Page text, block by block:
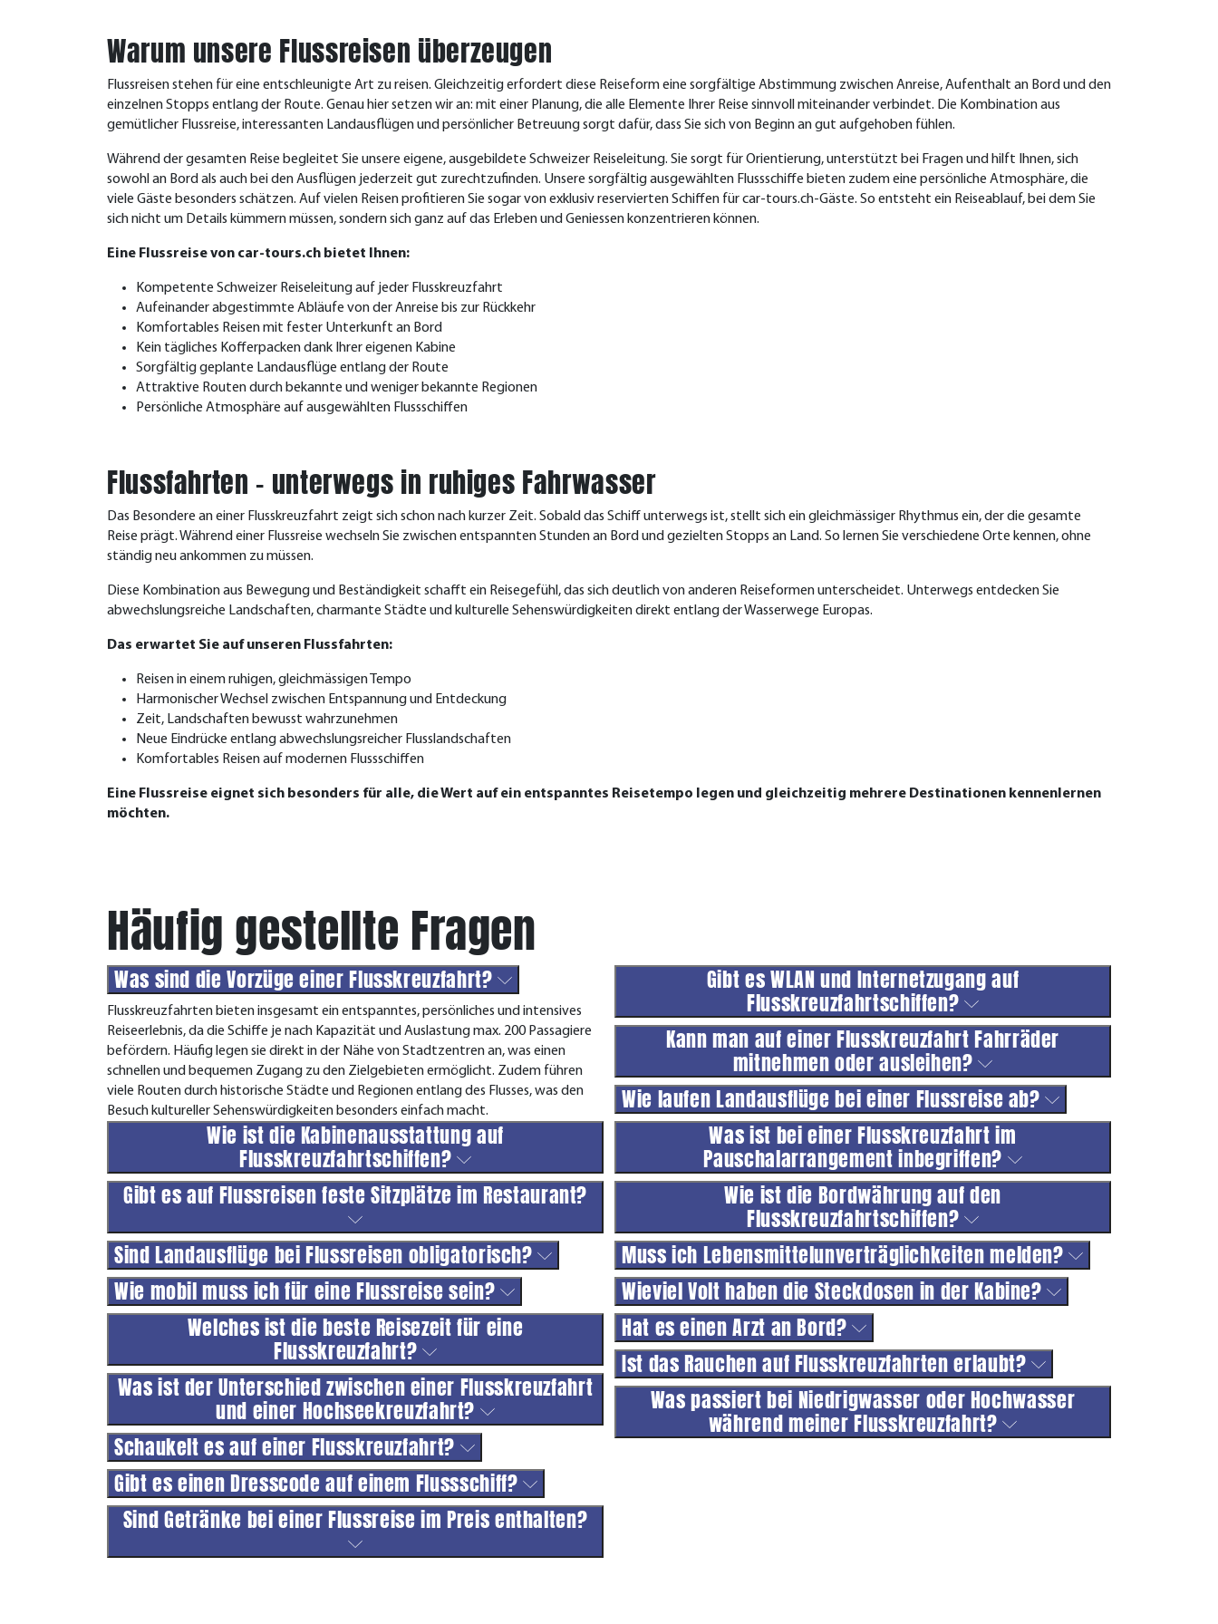
Warum unsere Flussreisen überzeugen
Flussreisen stehen für eine entschleunigte Art zu reisen. Gleichzeitig erfordert diese Reiseform eine sorgfältige Abstimmung zwischen Anreise, Aufenthalt an Bord und den
einzelnen Stopps entlang der Route. Genau hier setzen wir an: mit einer Pl anung, die alle Elemente Ihrer Reise sinnvoll miteinander verbindet. Die Kombination aus
gemütlicher Flussreise, interessanten Landausflügen und persönlicher Betreuung sorgt dafür, dass Sie sich von Beginn an gut aufgehoben fühlen.
Während der gesamten Reise begleitet Sie unsere eigene, ausgebildete Schweizer Reiseleitung. Sie sorgt für Orientierung, unterstützt bei Fragen und hilft Ihnen, sich
sowohl an Bord als auch bei den Ausflügen jederzeit gut zurechtzufinden. Unsere sorgfältig ausgewählten Flussschiffe bieten zudem eine persönliche Atmosphäre, die
viele Gäste besonders schätzen. Auf vielen Reisen profitieren Sie sogar von exklusiv reservierten Schiffen für car-tours.ch-Gäste. So entsteht ein Reiseablauf, bei dem Sie
sich nicht um Details kümmern müssen, sondern sich ganz auf das Erleben und Geniessen konzentrieren können.
Eine Flussreise von car-tours.ch bietet Ihnen:
Kompetente Schweizer Reiseleitung auf jeder Flusskreuzfahrt
Aufeinander abgestimmte Abläufe von der Anreise bis zur Rückkehr
Komfortables Reisen mit fester Unterkunft an Bord
Kein tägliches Kofferpacken dank Ihrer eigenen Kabine
Sorgfältig geplante Landausflüge entlang der Route
Attraktive Routen durch bekannte und weniger bekannte Regionen
Persönliche Atmosphäre auf ausgewählten Flussschiffen
Flussfahrten – unterwegs in ruhiges Fahrwasser
Das Besondere an einer Flusskreuzfahrt zeigt sich schon nach kurzer Zeit. Sobald das Schiff unterwegs ist, stellt sich ein gleichmässiger Rhythmus ein, der die gesamte
Reise prägt.Während einer Flussreise wechseln Sie zwischen entspannten Stunden an Bord und gezielten Stopps an Land. So lernen Sie verschiedene Orte kennen, ohne
ständig neu ankommen zu müssen.
Diese Kombination aus Bewegung und Beständigkeit schafft ein Reisegefühl, das sich deutlich von anderen Reiseformen unterscheidet. Unterwegs entdecken Sie
abwechslungsreiche Landschaften, charmante Städte und kulturelle Sehenswürdigkeiten direkt entlang der Wasserwege Europas.
Das erwartet Sie auf unseren Flussfahrten:
Reisen in einem ruhigen, gleichmässigen Tempo
Harmonischer Wechsel zwischen Entspannung und Entdeckung
Zeit, Landschaften bewusst wahrzunehmen
Neue Eindrücke entlang abwechslungsreicher Flusslandschaften
Komfortables Reisen auf modernen Flussschiffen
Eine Flussreise eignet sich besonders für alle, die Wert auf ein entspanntes Reisetempo legen und gleichzeitig mehrere Destinationen kennenlernen
möchten.
Häufig gestellte Fragen
Was sind die Vorzüge einer Flusskreuzfahrt?
Flusskreuzfahrten bieten insgesamt ein entspanntes, persönliches und intensives
Reiseerlebnis, da die Schiffe je nach Kapazität und Auslastung max. 200 Passagiere
befördern. Häufig legen sie direkt in der Nähe von Stadtzentren an, was einen
schnellen und bequemen Zugang zu den Zielgebieten ermöglicht. Zudem führen
viele Routen durch historische Städte und Regionen entlang des Flusses, was den
Besuch kultureller Sehenswürdigkeiten besonders einfach macht.
Wie ist die Kabinenausstattung auf
Flusskreuzfahrtschiffen?
Gibt es auf Flussreisen feste Sitzplätze im Restaurant?
Sind Landausflüge bei Flussreisen obligatorisch?
Wie mobil muss ich für eine Flussreise sein?
Welches ist die beste Reisezeit für eine
Flusskreuzfahrt?
Was ist der Unterschied zwischen einer Flusskreuzfahrt
und einer Hochseekreuzfahrt?
Schaukelt es auf einer Flusskreuzfahrt?
Gibt es einen Dresscode auf einem Flussschiff?
Sind Getränke bei einer Flussreise im Preis enthalten?
Gibt es WLAN und Internetzugang auf
Flusskreuzfahrtschiffen?
Kann man auf einer Flusskreuzfahrt Fahrräder
mitnehmen oder ausleihen?
Wie laufen Landausflüge bei einer Flussreise ab?
Was ist bei einer Flusskreuzfahrt im
Pauschalarrangement inbegriffen?
Wie ist die Bordwährung auf den
Flusskreuzfahrtschiffen?
Muss ich Lebensmittelunverträglichkeiten melden?
Wieviel Volt haben die Steckdosen in der Kabine?
Hat es einen Arzt an Bord?
Ist das Rauchen auf Flusskreuzfahrten erlaubt?
Was passiert bei Niedrigwasser oder Hochwasser
während meiner Flusskreuzfahrt?